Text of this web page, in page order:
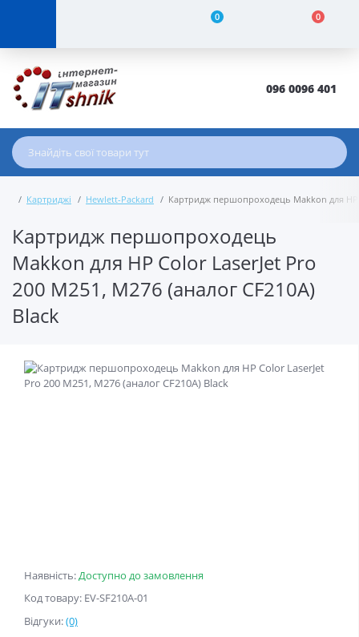
0 0
096 0096 401
Картриджі Hewlett-Packard Картридж першопроходець Makkon для HP
Картридж першопроходець
Makkon для HP Color LaserJet Pro
200 M251, M276 (аналог CF210A)
Black
Наявність:Доступно до замовлення
Код товару: EV-SF210A-01
Відгуки:(0)